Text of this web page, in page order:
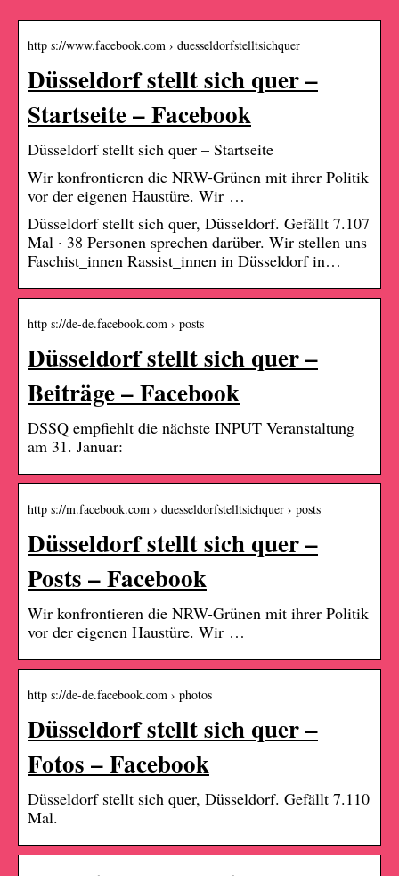
http s://www.facebook.com › duesseldorfstelltsichquer
Düsseldorf stellt sich quer –
Startseite – Facebook
Düsseldorf stellt sich quer – Startseite
Wir konfrontieren die NRW-Grünen mit ihrer Politik
vor der eigenen Haustüre. Wir …
Düsseldorf stellt sich quer, Düsseldorf. Gefällt 7.107
Mal · 38 Personen sprechen darüber. Wir stellen uns
Faschist_innen Rassist_innen in Düsseldorf in…
http s://de-de.facebook.com › posts
Düsseldorf stellt sich quer –
Beiträge – Facebook
DSSQ empfiehlt die nächste INPUT Veranstaltung
am 31. Januar:
http s://m.facebook.com › duesseldorfstelltsichquer › posts
Düsseldorf stellt sich quer –
Posts – Facebook
Wir konfrontieren die NRW-Grünen mit ihrer Politik
vor der eigenen Haustüre. Wir …
http s://de-de.facebook.com › photos
Düsseldorf stellt sich quer –
Fotos – Facebook
Düsseldorf stellt sich quer, Düsseldorf. Gefällt 7.110
Mal.